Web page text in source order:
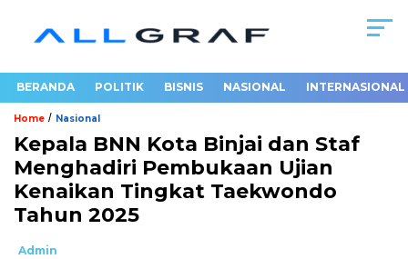
BERANDA POLITIK BISNIS NASIONAL INTERNASIONAL
Home / Nasional
Kepala BNN Kota Binjai dan Staf
Menghadiri Pembukaan Ujian
Kenaikan Tingkat Taekwondo
Tahun 2025
Admin